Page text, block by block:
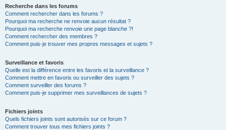
Recherche dans les forums
Comment rechercher dans les forums ?
Pourquoi ma recherche ne renvoie aucun résultat ?
Pourquoi ma recherche renvoie une page blanche ?!
Comment rechercher des membres ?
Comment puis-je trouver mes propres messages et sujets ?
Surveillance et favoris
Quelle est la différence entre les favoris et la surveillance ?
Comment mettre en favoris ou surveiller des sujets ?
Comment surveiller des forums ?
Comment puis-je supprimer mes surveillances de sujets ?
Fichiers joints
Quels fichiers joints sont autorisés sur ce forum ?
Comment trouver tous mes fichiers joints ?